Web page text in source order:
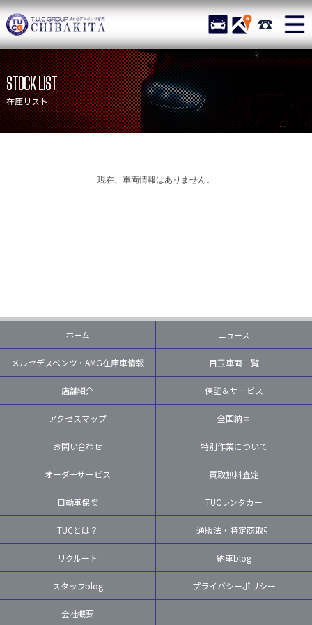
TUCグループ メルセデス
STOCK ACCESS 043-
ニュース
在庫リスト
目玉車両一覧
保証＆サービス
アクセスマップ
STOCK LIST
在庫リスト
現在、車両情報はありません。
ホーム ニュース
メルセデスベンツ・AMG在庫車情報 目玉車両一覧
店舗紹介 保証＆サービス
アクセスマップ 全国納車
お問い合わせ 特別作業について
オーダーサービス 買取無料査定
自動車保険 TUCレンタカー
TUCとは？ 通販法・特定商取引
リクルート 納車blog
スタッフblog プライバシーポリシー
会社概要